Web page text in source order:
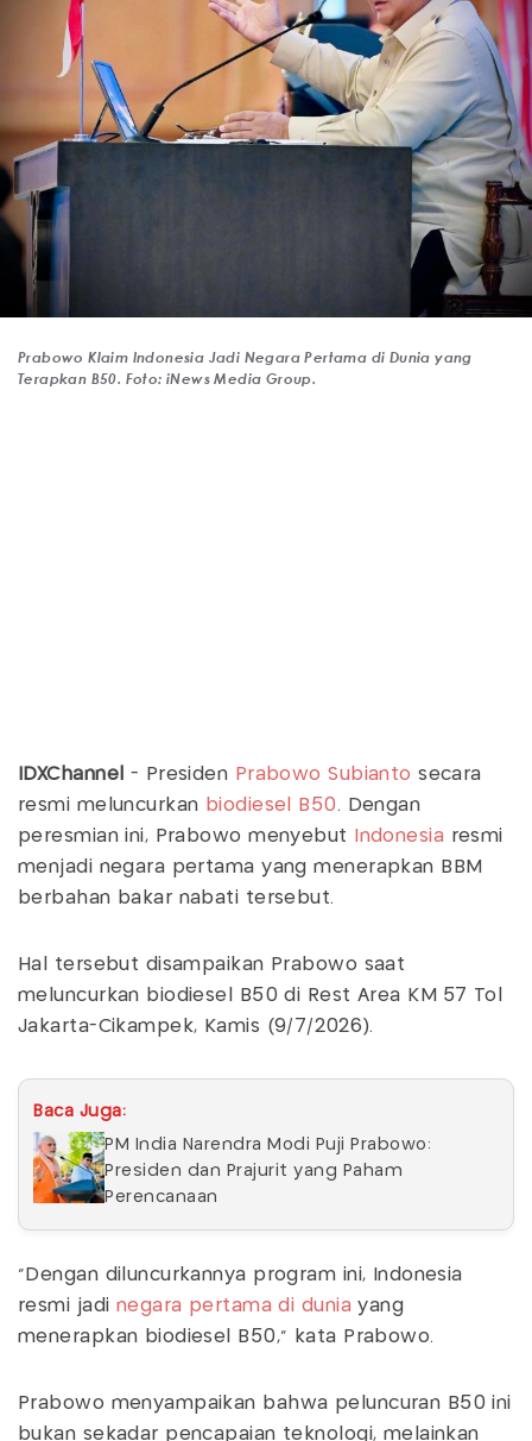
Prabowo Klaim Indonesia Jadi Negara Pertama di Dunia yang
Terapkan B50. Foto: iNews Media Group.
IDXChannel - Presiden Prabowo Subianto secara
resmi meluncurkan biodiesel B50 . Dengan
peresmian ini, Prabowo menyebut
Indonesia resmi
menjadi negara pertama yang menerapkan BBM
berbahan bakar nabati tersebut.
Hal tersebut disampaikan Prabowo saat
meluncurkan biodiesel B50 di Rest Area KM 57 Tol
Jakarta-Cikampek, Kamis (9/7/2026).
Baca Juga:
PM India Narendra Modi Puji Prabowo:
Presiden dan Prajurit yang Paham
Perencanaan
"Dengan diluncurkannya program ini, Indonesia
resmi jadi negara pertama di dunia yang
menerapkan biodiesel B50," kata Prabowo.
Prabowo menyampaikan bahwa peluncuran B50 ini
bukan sekadar pencapaian teknologi, melainkan